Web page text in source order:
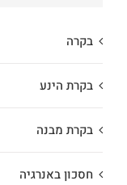
בקרה
בקרת הינע
בקרת מבנה
חסכון באנרגיה